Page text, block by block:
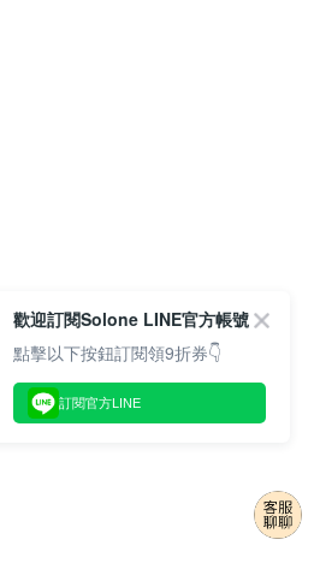
歡迎訂閱Solone LINE官方帳號
點擊以下按鈕訂閱領9折券👇
訂閱官方LINE